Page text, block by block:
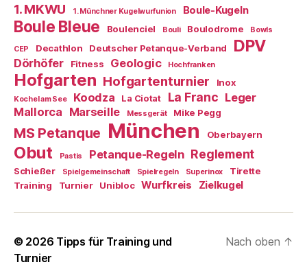
1. MKWU 1. Münchner Kugelwurfunion Boule-Kugeln
Boule Bleue Boulenciel Bouli Boulodrome Bowls
CEP Decathlon Deutscher Petanque-Verband DPV
Dörhöfer Fitness Geologic Hochfranken
Hofgarten Hofgartenturnier Inox
Kochel am See Koodza La Ciotat La Franc Leger
Mallorca Marseille Messgerät Mike Pegg
MS Petanque München Oberbayern
Obut Pastis Petanque-Regeln Reglement
Schießer Spielgemeinschaft Spielregeln Superinox
Tirette
Training
Turnier Unibloc Wurfkreis Zielkugel
© 2026 Tipps für Training und
Turnier
Nach oben ↑